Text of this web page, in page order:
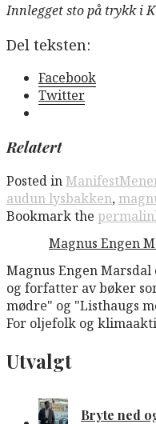
Innlegget sto på trykk i
Del teksten:
Facebook
Twitter
Relatert
Posted in
audun lysbakken,
Bookmark the
Magnus Engen
Magnus Engen
og forfatter av bøker
mødre" og "Listhaugs
For oljefolk og
Utvalgt
Bryte ned